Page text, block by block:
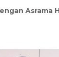
Asrama